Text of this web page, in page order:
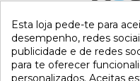
Esta loja pede-te para
desempenho, redes
publicidade e de redes
para te oferecer
personalizados. Aceitas